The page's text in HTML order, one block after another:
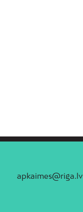
apkaimes@riga.lv